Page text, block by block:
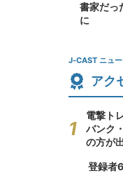
書家だっ
に
J-CAST ニュー
アク
電撃ト
バンク
の方が
登録者